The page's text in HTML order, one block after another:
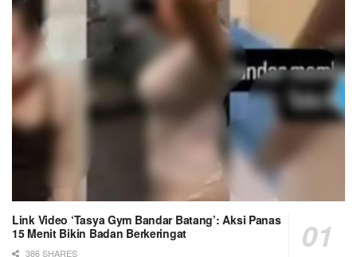
Link Video ‘Tasya Gym Bandar Batang’: Aksi Panas
15 Menit Bikin Badan Berkeringat
386 SHARES